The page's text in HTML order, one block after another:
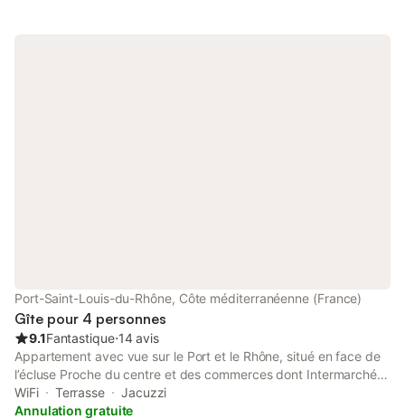
Port-Saint-Louis-du-Rhône, Côte méditerranéenne (France)
Gîte pour 4 personnes
9.1Fantastique⋅14 avis
Appartement avec vue sur le Port et le Rhône, situé en face de
l’écluse Proche du centre et des commerces dont Intermarché
Une place de parking couverte et fermée Les draps, les
serviettes de toilette et les torchons sont fournis L’appartement
WiFi Terrasse
Jacuzzi
Annulation gratuite